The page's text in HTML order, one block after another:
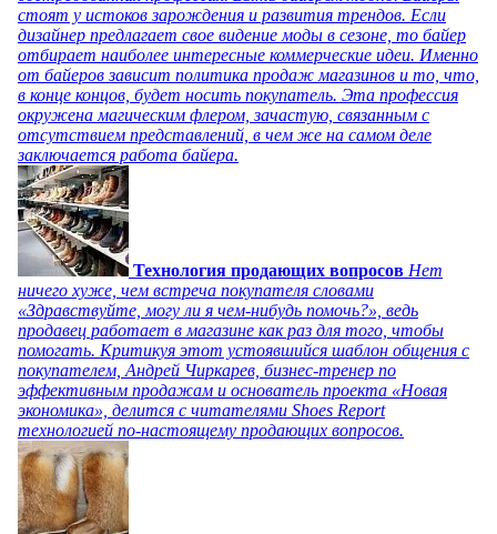
стоят у истоков зарождения и развития трендов. Если
дизайнер предлагает свое видение моды в сезоне, то байер
отбирает наиболее интересные коммерческие идеи. Именно
от байеров зависит политика продаж магазинов и то, что,
в конце концов, будет носить покупатель. Эта профессия
окружена магическим флером, зачастую, связанным с
отсутствием представлений, в чем же на самом деле
заключается работа байера.
Технология продающих вопросов Нет
ничего хуже, чем встреча покупателя словами
«Здравствуйте, могу ли я чем-нибудь помочь?», ведь
продавец работает в магазине как раз для того, чтобы
помогать. Критикуя этот устоявшийся шаблон общения с
покупателем, Андрей Чиркарев, бизнес-тренер по
эффективным продажам и основатель проекта «Новая
экономика», делится с читателями Shoes Report
технологией по-настоящему продающих вопросов.